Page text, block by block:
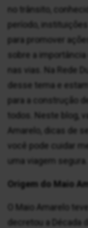
no trânsito,
período,
para promover
sobre a
nas vias. Na Rede
desse tema e
para a construção
todos. Neste blog,
Amarelo, dicas de
você pode cuidar
uma viagem segura.
Origem do Maio
O Maio Amarelo
decretou a Década